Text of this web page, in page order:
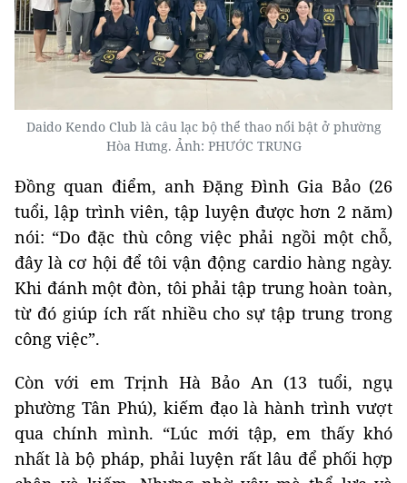
Daido Kendo Club là câu lạc bộ thể thao nổi bật ở phường
Hòa Hưng. Ảnh: PHƯỚC TRUNG
Đồng quan điểm, anh Đặng Đình Gia Bảo (26
tuổi, lập trình viên, tập luyện được hơn 2 năm)
nói: “Do đặc thù công việc phải ngồi một chỗ,
đây là cơ hội để tôi vận động cardio hàng ngày.
Khi đánh một đòn, tôi phải tập trung hoàn toàn,
từ đó giúp ích rất nhiều cho sự tập trung trong
công việc”.
Còn với em Trịnh Hà Bảo An (13 tuổi, ngụ
phường Tân Phú), kiếm đạo là hành trình vượt
qua chính mình. “Lúc mới tập, em thấy khó
nhất là bộ pháp, phải luyện rất lâu để phối hợp